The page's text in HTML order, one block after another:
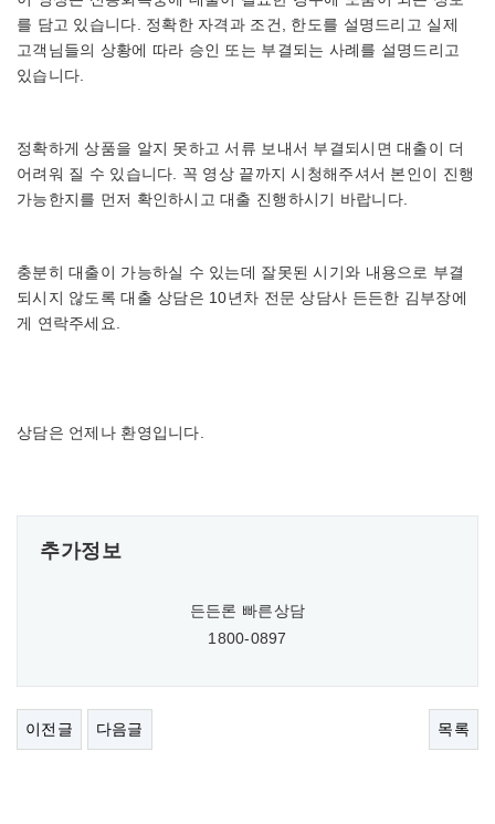
를 담고 있습니다. 정확한 자격과 조건, 한도를 설명드리고 실제
고객님들의 상황에 따라 승인 또는 부결되는 사례를 설명드리고
있습니다.
정확하게 상품을 알지 못하고 서류 보내서 부결되시면 대출이 더
어려워 질 수 있습니다. 꼭 영상 끝까지 시청해주셔서 본인이 진행
가능한지를 먼저 확인하시고 대출 진행하시기 바랍니다.
충분히 대출이 가능하실 수 있는데 잘못된 시기와 내용으로 부결
되시지 않도록 대출 상담은 10년차 전문 상담사 든든한 김부장에
게 연락주세요.
상담은 언제나 환영입니다.
추가정보
든든론 빠른상담
1800-0897
이전글 다음글 목록